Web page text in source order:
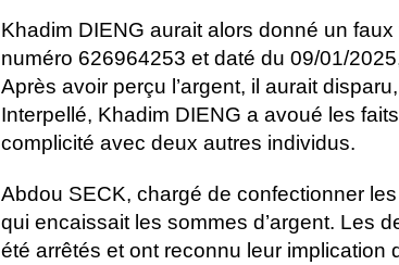
Khadim DIENG aurait alors donné un
numéro 626964253 et daté du 09/01/
Après avoir perçu l’argent, il aurait
Interpellé, Khadim DIENG a avoué les
complicité avec deux autres individus.
Abdou SECK, chargé de confectionner
qui encaissait les sommes d’argent. Les
été arrêtés et ont reconnu leur implication